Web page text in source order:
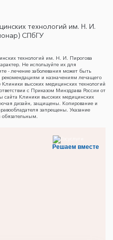
технологий им. Н. И.
СПбГУ
технологий им. Н. И. Пирогова
Не используйте их для
- лечение заболевания может быть
и назначениям лечащего
высоких медицинских технологий
с Приказом Минздрава России от
сайта Клиники высоких медицинских
дизайн, защищены. Копирование и
запрещены. Указание
Решаем вместе